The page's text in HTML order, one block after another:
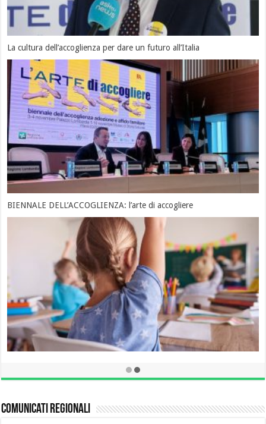
La cultura dell’accoglienza per dare un futuro all’Italia
BIENNALE DELL’ACCOGLIENZA: l’arte di accogliere
Presidente Forum delle Associazioni Familiari: “Educare all’affettività:
Comunicati regionali